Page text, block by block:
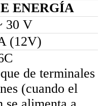
ENERGÍA
30 V
(12V)
de terminales
(cuando el